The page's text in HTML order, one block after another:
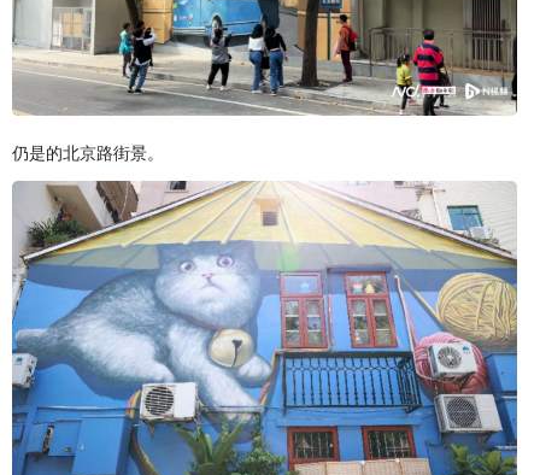
仍是的北京路街景。